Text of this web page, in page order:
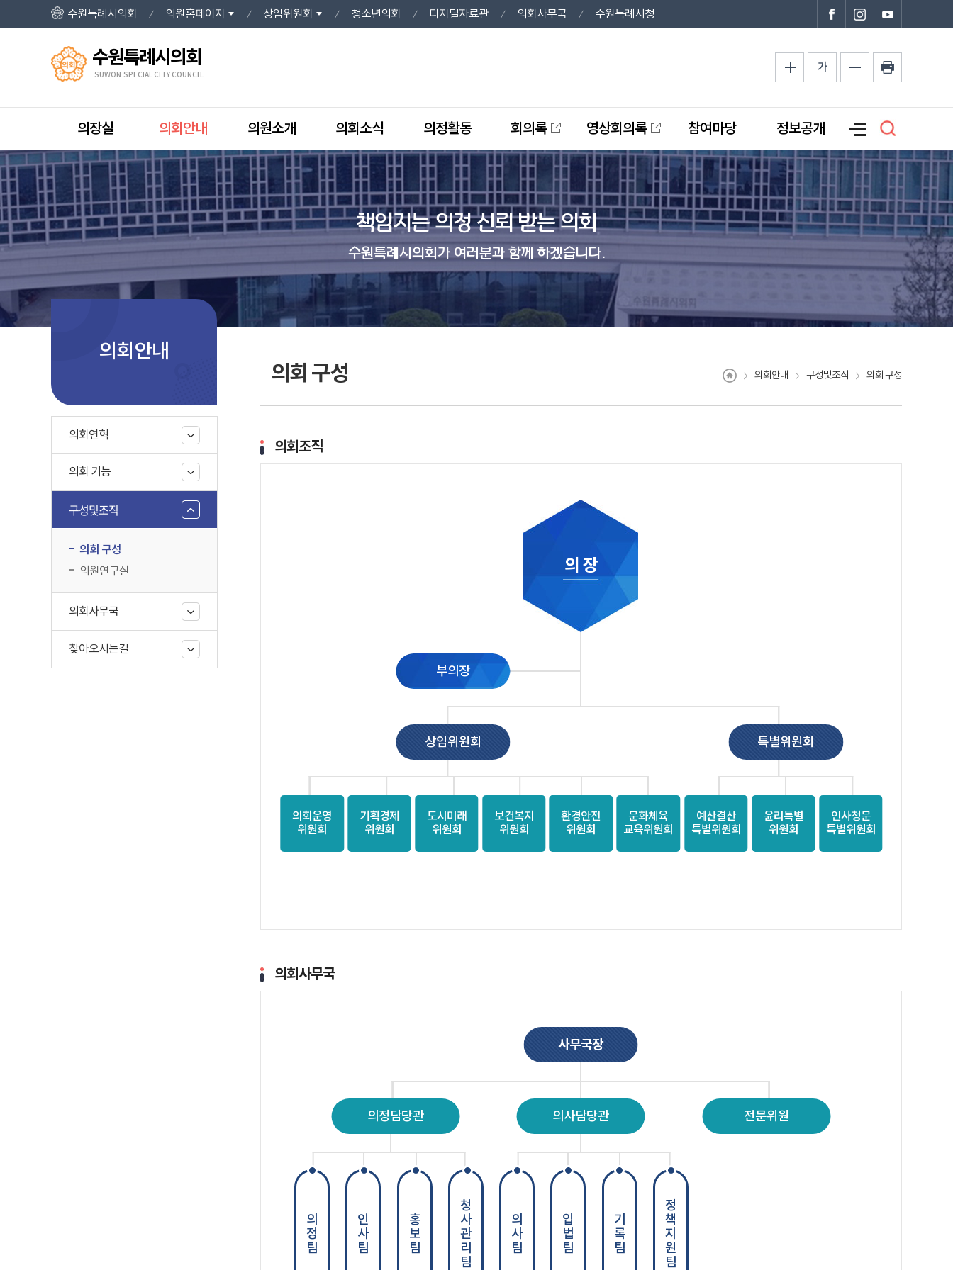
본문바로가기
수원특례시의회 의원홈페이지 상임위원회 청소년의회 디지털자료관 의회사무국 수원특례시청
수원특례시의회
SUWON SPECIAL CITY COUNCIL
가
의장실 의회안내 의원소개 의회소식 의정활동 회의록 영상회의록 참여마당 정보공개
책임지는 의정 신뢰 받는 의회
수원특례시의회가 여러분과 함께 하겠습니다.
의회안내
의회연혁
의회 기능
구성및조직
의회 구성
의원연구실
의회사무국
찾아오시는길
의회 구성 의회안내 구성및조직 의회 구성
의회조직
의 장
부의장
상임위원회
의회운영
위원회
기획경제
위원회
도시미래
위원회
보건복지
위원회
환경안전
위원회
문화체육
교육위원회
특별위원회
예산결산
특별위원회
윤리특별
위원회
인사청문
특별위원회
의회사무국
사무국장
의정담당관
의정팀 인사팀 홍보팀 청사관리팀
의사담당관
의사팀 입법팀 기록팀 정책지원팀
전문위원